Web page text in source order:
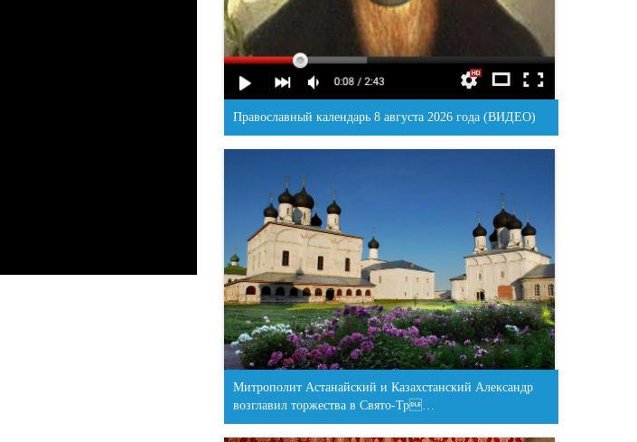
Православный календарь 8 августа 2026 года (ВИДЕО)
Митрополит Астанайский и Казахстанский Александр
возглавил торжества в Свято-Тр…